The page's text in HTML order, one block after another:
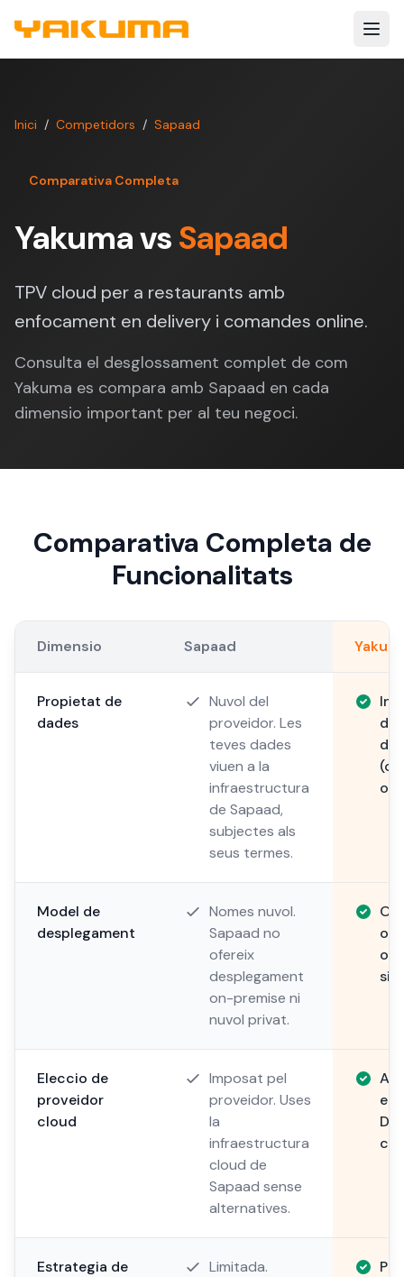
Inici / Competidors / Sapaad
Comparativa Completa
Yakuma vsSapaad
TPV cloud per a restaurants amb
enfocament en delivery i comandes online.
Consulta el desglossament complet de com
Yakuma es compara amb Sapaad en cada
dimensio important per al teu negoci.
Comparativa Completa de
Funcionalitats
Dimensio Sapaad
Propietat de
dades
Nuvol del
proveidor. Les
teves dades
viuen a la
infraestructura
de Sapaad,
subjectes als
seus termes.
o
Model de
desplegament
Nomes nuvol.
Sapaad no
ofereix
desplegament
on-premise ni
nuvol privat.
o
on
Eleccio de
proveidor
cloud
Imposat pel
proveidor. Uses
la
infraestructura
cloud de
Sapaad sense
alternatives.
Estrategia de
Limitada.